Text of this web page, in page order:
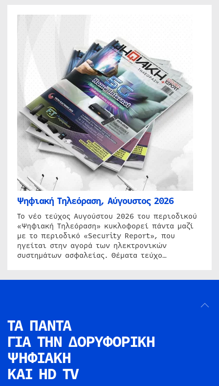
Ψηφιακή Τηλεόραση, Αύγουστος 2026
Το νέο τεύχος Αυγούστου 2026 του περιοδικού
«Ψηφιακή Τηλεόραση» κυκλοφορεί πάντα μαζί
με το περιοδικό «Security Report», που
ηγείται στην αγορά των ηλεκτρονικών
συστημάτων ασφαλείας. Θέματα τεύχο…
ΤΑ ΠΑΝΤΑ
ΓΙΑ ΤΗΝ ΔΟΡΥΦΟΡΙΚΗ
ΨΗΦΙΑΚΗ
ΚΑΙ HD TV